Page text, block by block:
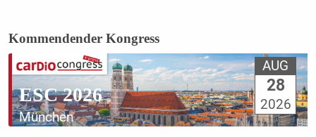
Kommendender Kongress
ESC 2026
München
AUG
28
2026